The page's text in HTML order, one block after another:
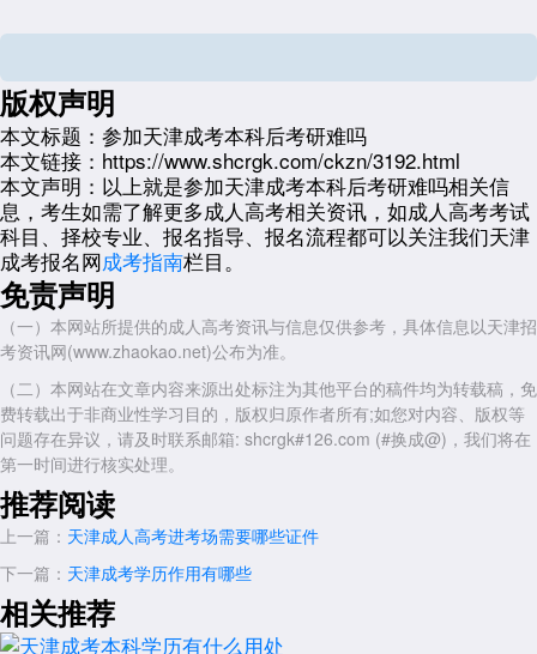
版权声明
本文标题： 参加天津成考本科后考研难吗
本文链接： https://www.shcrgk.com/ckzn/3192.html
本文声明： 以上就是参加天津成考本科后考研难吗相关信
息，考生如需了解更多成人高考相关资讯，如成人高考考试
科目、择校专业、报名指导、报名流程都可以关注我们天津
成考报名网成考指南栏目。
免责声明
（一）本网站所提供的成人高考资讯与信息仅供参考，具体信息以天津招
考资讯网(www.zhaokao.net)公布为准。
（二）本网站在文章内容来源出处标注为其他平台的稿件均为转载稿，免
费转载出于非商业性学习目的，版权归原作者所有;如您对内容、版权等
问题存在异议，请及时联系邮箱: shcrgk#126.com (#换成@)，我们将在
第一时间进行核实处理。
推荐阅读
上一篇： 天津成人高考进考场需要哪些证件
下一篇： 天津成考学历作用有哪些
相关推荐